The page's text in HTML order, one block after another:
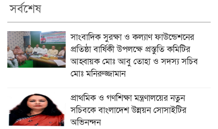
সর্বশেষ
সাংবাদিক সুরক্ষা ও কল্যাণ ফাউন্ডেশনের
প্রতিষ্ঠা বার্ষিকী উপলক্ষে প্রস্তুতি কমিটির
আহ্বায়ক মোঃ আবু তোহা ও সদস্য সচিব
মোঃ মনিরুজ্জামান
প্রাথমিক ও গণশিক্ষা মন্ত্রণালয়ের নতুন
সচিবকে বাংলাদেশ উন্নয়ন সোসাইটির
অভিনন্দন